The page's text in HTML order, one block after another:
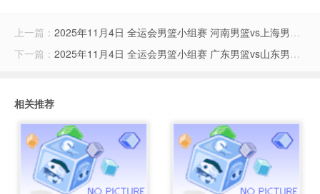
上一篇： 2025年11月4日 全运会男篮小组赛 河南男篮vs上海男篮 全场集锦
下一篇： 2025年11月4日 全运会男篮小组赛 广东男篮vs山东男篮 全场集锦
相关推荐